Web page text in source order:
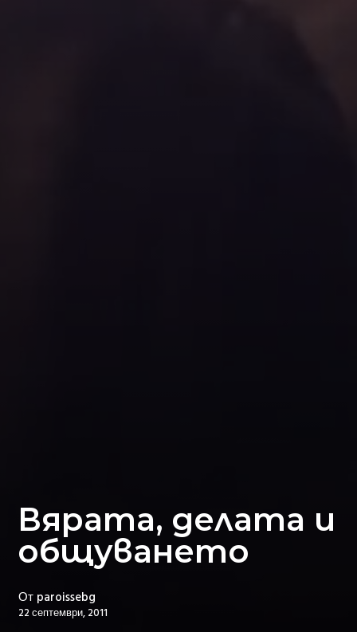
Вярата, делата и
общуването
От paroissebg
22 септември, 2011